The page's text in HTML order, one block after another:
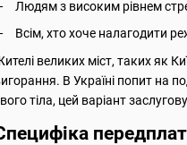
Людям з високим рівнем
Всім, хто хоче налагодити
великих міст, таких як
В Україні попит на
тіла, цей варіант